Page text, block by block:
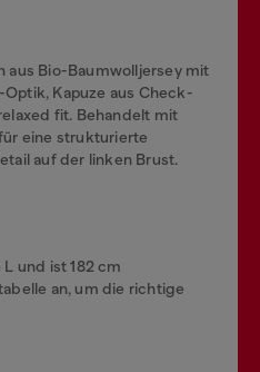
aus Bio-Baumwolljersey mit
Kapuze aus Check-
fit. Behandelt mit
eine strukturierte
auf der linken Brust.
und ist 182 cm
an, um die richtige